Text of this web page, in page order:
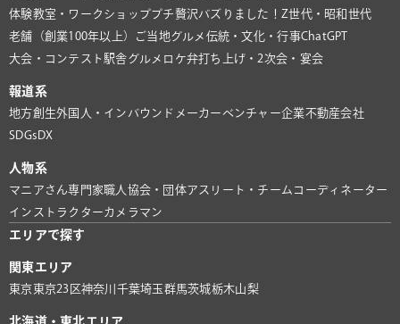
体験教室・ワークショッププチ贅沢 バズりました！ Z世代・昭和世代
老舗（創業100年以上）
ご当地グルメ 伝統・文化・行事ChatGPT
大会・コンテスト 駅舎グルメ ロケ弁打ち上げ・2次会・宴会
報道系
地方創生外国人・インバウンド メーカー ベンチャー企業不動産会社
SDGsDX
人物系
マニアさん専門家職人 協会・団体アスリート・チーム コーディネーター
インストラクターカメラマン
エリアで探す
関東エリア
東京東京23区神奈川 千葉埼玉群馬茨城栃木山梨
北海道・東北エリア